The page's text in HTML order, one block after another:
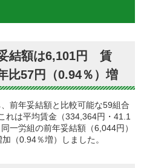
結額は6,101円 賃
57円（0.94％）増
前年妥結額と比較可能な59組合
れは平均賃金（334,364円・41.1
一労組の前年妥結額（6,044円）
（0.94％増）しました。